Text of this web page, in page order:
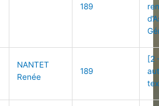
189
NANTET
Renée
189
[2